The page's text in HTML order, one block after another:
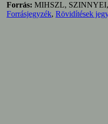
Forrás: MIHSZL,
Forrásjegyzék, Rövidítések